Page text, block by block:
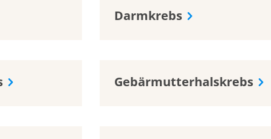
Darmkrebs
Gebärmutterhalskrebs